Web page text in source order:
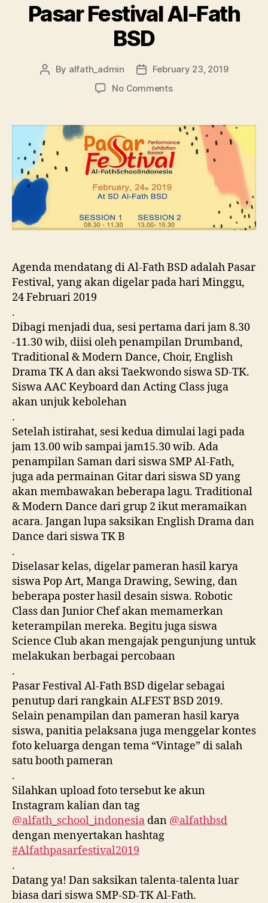
Pasar Festival Al-Fath
BSD
By alfath_admin
February 23, 2019
No Comments
Agenda mendatang di Al-Fath BSD adalah Pasar
Festival, yang akan digelar pada hari Minggu,
24 Februari 2019
.
Dibagi menjadi dua, sesi pertama dari jam 8.30
-11.30 wib, diisi oleh penampilan Drumband,
Traditional & Modern Dance, Choir, English
Drama TK A dan aksi Taekwondo siswa SD-TK.
Siswa AAC Keyboard dan Acting Class juga
akan unjuk kebolehan
.
Setelah istirahat, sesi kedua dimulai lagi pada
jam 13.00 wib sampai jam15.30 wib. Ada
penampilan Saman dari siswa SMP Al-Fath,
juga ada permainan Gitar dari siswa SD yang
akan membawakan beberapa lagu. Traditional
& Modern Dance dari grup 2 ikut meramaikan
acara. Jangan lupa saksikan English Drama dan
Dance dari siswa TK B
.
Diselasar kelas, digelar pameran hasil karya
siswa Pop Art, Manga Drawing, Sewing, dan
beberapa poster hasil desain siswa. Robotic
Class dan Junior Chef akan memamerkan
keterampilan mereka. Begitu juga siswa
Science Club akan mengajak pengunjung untuk
melakukan berbagai percobaan
.
Pasar Festival Al-Fath BSD digelar sebagai
penutup dari rangkain ALFEST BSD 2019.
Selain penampilan dan pameran hasil karya
siswa, panitia pelaksana juga menggelar kontes
foto keluarga dengan tema “Vintage” di salah
satu booth pameran
.
Silahkan upload foto tersebut ke akun
Instagram kalian dan tag
@alfath_school_indonesia dan @alfathbsd
dengan menyertakan hashtag
#Alfathpasarfestival2019
.
Datang ya! Dan saksikan talenta-talenta luar
biasa dari siswa SMP-SD-TK Al-Fath.